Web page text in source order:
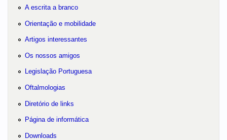
A escrita a branco
Orientação e mobilidade
Artigos interessantes
Os nossos amigos
Legislação Portuguesa
Oftalmologias
Diretório de links
Página de informática
Downloads